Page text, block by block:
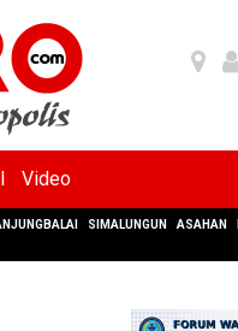
Video
SIMALUNGUN ASAHAN